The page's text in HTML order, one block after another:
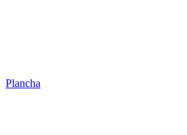
Plancha